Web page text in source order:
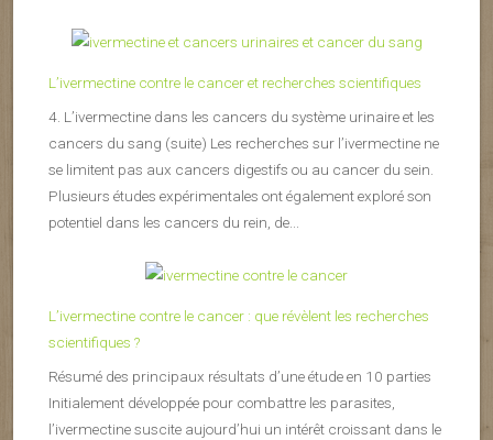
L’ivermectine contre le cancer et recherches scientifiques
4. L’ivermectine dans les cancers du système urinaire et les
cancers du sang (suite) Les recherches sur l’ivermectine ne
se limitent pas aux cancers digestifs ou au cancer du sein.
Plusieurs études expérimentales ont également exploré son
potentiel dans les cancers du rein, de...
L’ivermectine contre le cancer : que révèlent les recherches
scientifiques ?
Résumé des principaux résultats d’une étude en 10 parties
Initialement développée pour combattre les parasites,
l’ivermectine suscite aujourd’hui un intérêt croissant dans le